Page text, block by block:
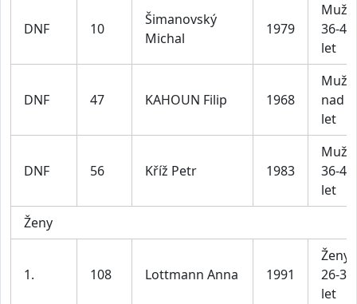
DNF 10
Šimanovský
Michal
1979
Muži
36-45
let
DNF 47 KAHOUN Filip 1968
Muži
nad
let
DNF 56 Kříž Petr 1983
Muži
36-45
let
Ženy
1. 108 Lottmann Anna 1991
Ženy
26-35
let